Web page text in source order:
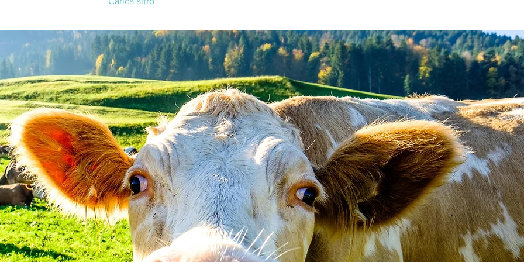
© 2016 byClaudio Lavacca